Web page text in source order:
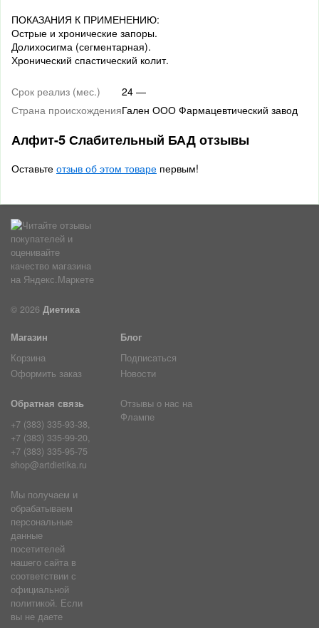
ПОКАЗАНИЯ К ПРИМЕНЕНИЮ:
Острые и хронические запоры.
Долихосигма (сегментарная).
Хронический спастический колит.
Срок реализ (мес.)
24 —
Страна происхожденияГален ООО Фармацевтический завод
Алфит-5 Слабительный БАД отзывы
Оставьте отзыв об этом товаре первым!
© 2026 Диетика
Магазин
Корзина
Оформить заказ
Блог
Подписаться
Новости
Обратная связь
+7 (383) 335-93-38,
+7 (383) 335-99-20,
+7 (383) 335-95-75
shop@artdietika.ru
Отзывы о нас на
Флампе
Мы получаем и
обрабатываем
персональные
данные
посетителей
нашего сайта в
соответствии с
официальной
политикой. Если
вы не даете